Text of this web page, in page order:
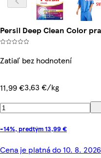
Persil Deep Clean Color
Zatiaľ bez hodnotení
11,99 €3,63 €/kg
-14%, predtým 13,99 €
Cena je platná do 10. 8. 2026